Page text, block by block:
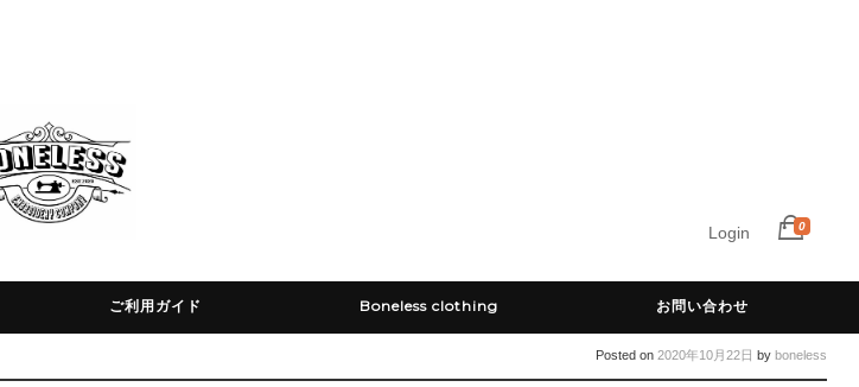
Login 0
ご利用ガイド Boneless clothing お問い合わせ
Posted on2020年10月22日 by boneless